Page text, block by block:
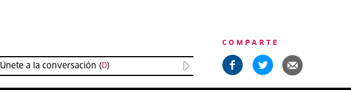
Únete a la conversación (0)
COMPARTE